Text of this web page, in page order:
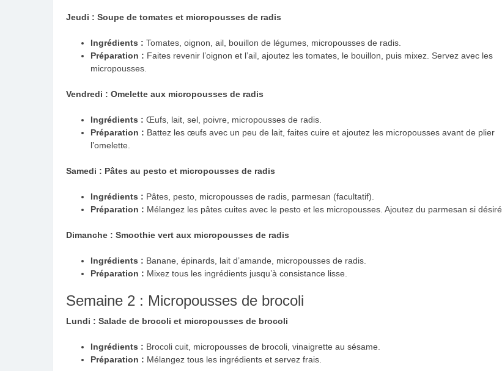
Jeudi : Soupe de tomates et micropousses de radis
Ingrédients : Tomates, oignon, ail, bouillon de légumes, micropousses de radis.
Préparation : Faites revenir l’oignon et l’ail, ajoutez les tomates, le bouillon, puis mixez. Servez avec les
micropousses.
Vendredi : Omelette aux micropousses de radis
Ingrédients : Œufs, lait, sel, poivre, micropousses de radis.
Préparation : Battez les œufs avec un peu de lait, faites cuire et ajoutez les micropousses avant de plier
l’omelette.
Samedi : Pâtes au pesto et micropousses de radis
Ingrédients : Pâtes, pesto, micropousses de radis, parmesan (facultatif).
Préparation : Mélangez les pâtes cuites avec le pesto et les micropousses. Ajoutez du parmesan si désiré.
Dimanche : Smoothie vert aux micropousses de radis
Ingrédients : Banane, épinards, lait d’amande, micropousses de radis.
Préparation : Mixez tous les ingrédients jusqu’à consistance lisse.
Semaine 2 : Micropousses de brocoli
Lundi : Salade de brocoli et micropousses de brocoli
Ingrédients : Brocoli cuit, micropousses de brocoli, vinaigrette au sésame.
Préparation : Mélangez tous les ingrédients et servez frais.